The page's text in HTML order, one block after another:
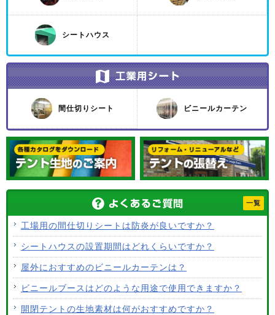
シートハウス
間仕切りシート ビニールカーテン
一覧
工場用の間仕切りシートは防炎が良いですか？
シートハウスの設置期間はどれくらいですか？
屋外におすすめのビニールカーテンは？
ビニールブースはどのような用途で使用できますか？
開閉テントの生地素材は何がおすすめですか？